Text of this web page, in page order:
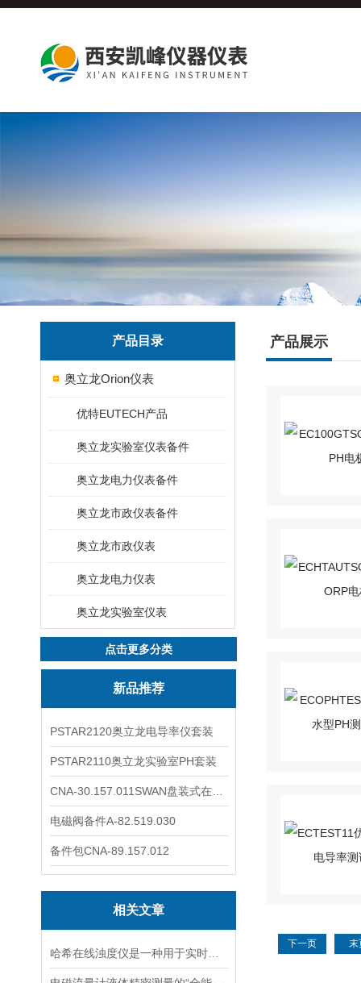
产品目录
奥立龙Orion仪表
优特EUTECH产品
奥立龙实验室仪表备件
奥立龙电力仪表备件
奥立龙市政仪表备件
奥立龙市政仪表
奥立龙电力仪表
奥立龙实验室仪表
点击更多分类
新品推荐
PSTAR2120奥立龙电导率仪套装
PSTAR2110奥立龙实验室PH套装
电磁阀备件A-82.519.030
备件包CNA-89.157.012
相关文章
产品展示
下一页 末